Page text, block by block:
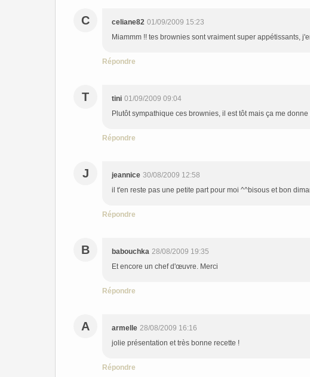
C celiane82 01/09/2009 15:23
Miammm !! tes brownies sont vraiment super appétissants,
Répondre
T tini 01/09/2009 09:04
Plutôt sympathique ces brownies, il est tôt mais ça me
Répondre
J jeannice 30/08/2009 12:58
il t'en reste pas une petite part pour moi ^^bisous et bon
Répondre
B babouchka 28/08/2009 19:35
Et encore un chef d'œuvre. Merci
Répondre
A armelle 28/08/2009 16:16
jolie présentation et très bonne recette !
Répondre